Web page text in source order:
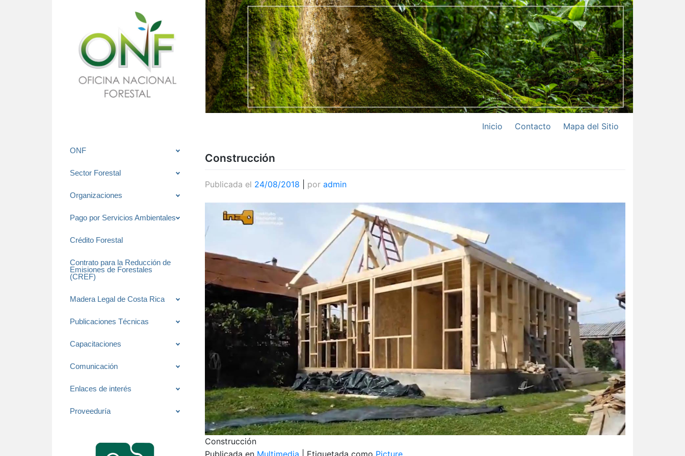
Inicio Contacto
Mapa del Sitio
ONF
Sector Forestal
Organizaciones
Pago por Servicios Ambientales
Crédito Forestal
Contrato para la Reducción de
Emisiones de Forestales
(CREF)
Madera Legal de Costa Rica
Publicaciones Técnicas
Capacitaciones
Comunicación
Enlaces de interés
Proveeduría
Construcción
Publicada el 24/08/2018 por admin
Construcción